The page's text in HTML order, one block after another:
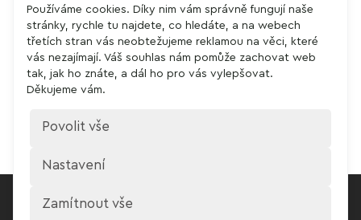
Do 24 hodin od nás obdržíte kompletní odhad
s komentářem a tipy, jak lze s tržní cenou dál
pracovat. Například v podobě nabídkové ceny, tedy
ceny, za kterou lze nemovitost při splnění určitých
ležák.
Výkup nemovitostí s.r.o.
Používáme cookies. Díky nim vám správně fungují naše
stránky, rychle tu najdete, co hledáte, a na webech
třetích stran vás neobtežujeme reklamou na věci, které
vás nezajímají. Váš souhlas nám pomůže zachovat web
tak, jak ho znáte, a dál ho pro vás vylepšovat.
Děkujeme vám.
Povolit vše
Nastavení
Zamítnout vše